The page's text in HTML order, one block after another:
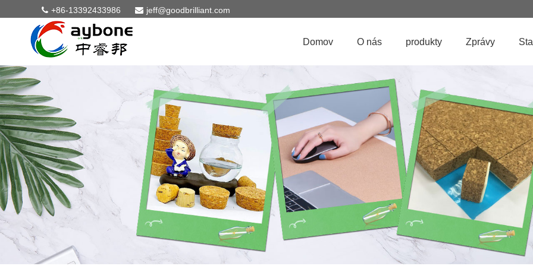
+86-13392433986 jeff@goodbrilliant.com
Domov O nás produkty Zprávy